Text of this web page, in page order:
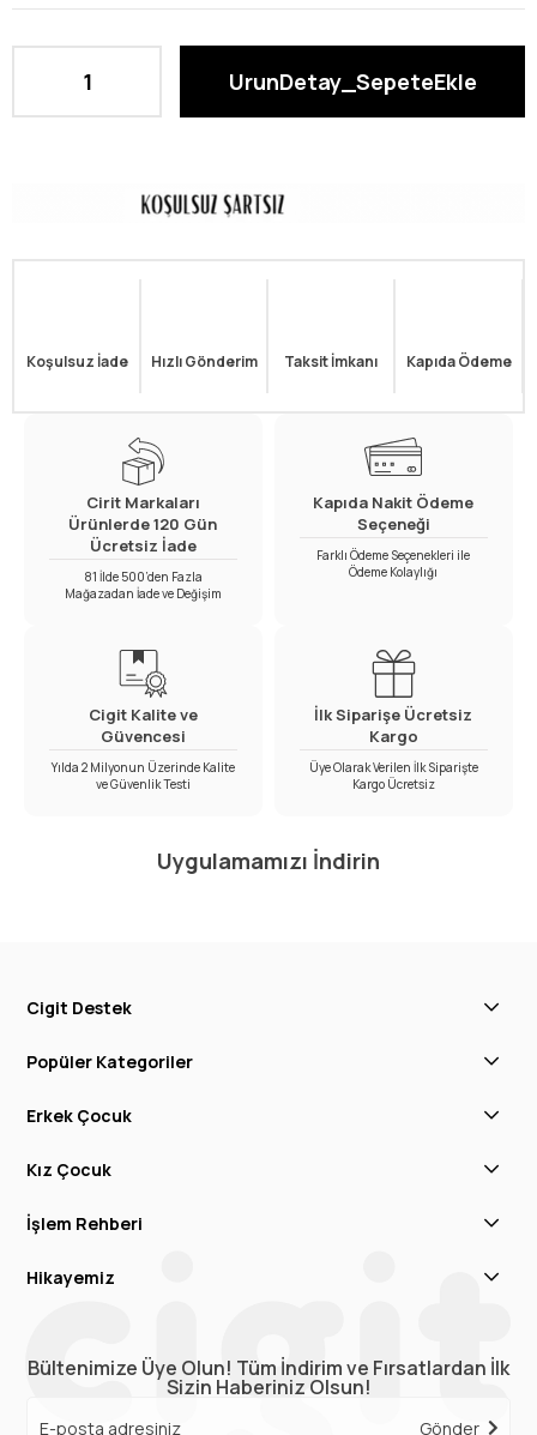
Koşulsuz İade Hızlı Gönderim Taksit İmkanı Kapıda Ödeme
Cirit Markaları
Ürünlerde 120 Gün
Ücretsiz İade
81 İlde 500’den Fazla
Mağazadan İade ve Değişim
Kapıda Nakit Ödeme
Seçeneği
Farklı Ödeme Seçenekleri ile
Ödeme Kolaylığı
Cigit Kalite ve
Güvencesi
Yılda 2 Milyonun Üzerinde Kalite
ve Güvenlik Testi
İlk Siparişe Ücretsiz
Kargo
Üye Olarak Verilen İlk Siparişte
Kargo Ücretsiz
Uygulamamızı İndirin
Cigit Destek
Popüler Kategoriler
Erkek Çocuk
Kız Çocuk
İşlem Rehberi
Hikayemiz
Bültenimize Üye Olun! Tüm İndirim ve Fırsatlardan İlk
Sizin Haberiniz Olsun!
Gönder